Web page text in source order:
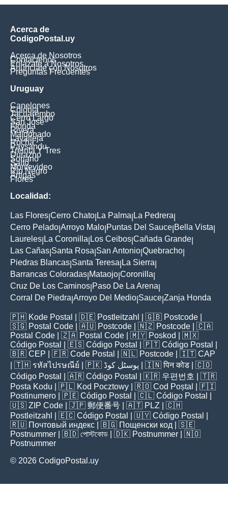
Acerca de
CodigoPostal.uy
Acerca de Nosotros
Contáctenos
Enlázate a Nosotros
Anúnciate con Nosotros
Preguntas Frecuentes
Uruguay
Canelones
Colonia
Tacuarembo
Cerro Largo
San Jose
Florida
Rivera
Maldonado
Lavalleja
Rocha
Paysandu
Treinta Y Tres
Durazno
Soriano
Salto
Montevideo
Rio Negro
Artigas
Flores
Localidad:
Las Flores Cerro Chato La Palma La Pedrera
Cerro Pelado Arroyo Malo Puntas Del Sauce Bella Vista
Laureles La Coronilla Los Ceibos Cañada Grande
Las Cañas Santa Rosa San Antonio Quebracho
Piedras Blancas Santa Teresa La Sierra
Barrancas Coloradas Mataojo Coronilla
Cruz De Los Caminos Paso De La Arena
Corral De Piedra Arroyo Del Medio Sauce Zanja Honda
🇵🇭 Kode Postal | 🇩🇪 Postleitzahl | 🇬🇧 Postcode
🇸🇬 Postal Code | 🇦🇺 Postcode | 🇳🇿 Postcode | 🇨🇦
Postal Code | 🇿🇦 Postal Code | 🇲🇾 Poskod
| 🇲🇽
Código Postal
| 🇪🇸 Código Postal | 🇵🇹 Código Postal
🇧🇷 CEP | 🇫🇷 Code Postal | 🇳🇱 Postcode | 🇮🇹 CAP
| 🇹🇭 รหัสไปรษณีย์ | 🇵🇰 پوسٹل کوڈ | 🇮🇳पिन कोड | 🇨🇴
Código Postal
| 🇦🇷 Código Postal | 🇰🇷 우편번호
| 🇹🇷
Posta Kodu | 🇵🇱 Kod Pocztowy | 🇷🇴 Cod Poștal
| 🇫🇮
Postinumero | 🇵🇪 Código Postal | 🇨🇱 Código Postal
🇺🇸 ZIP Code | 🇯🇵 郵便番号 | 🇦🇹 PLZ | 🇨🇭
Postleitzahl
| 🇪🇨 Código Postal | 🇺🇾 Código Postal
🇷🇺 Почтовый индекс | 🇧🇬 Пощенски код | 🇸🇪
Postnummer | 🇧🇩 পোস্টকোড | 🇩🇰 Postnummer | 🇳🇴
Postnummer
© 2026 CodigoPostal.uy